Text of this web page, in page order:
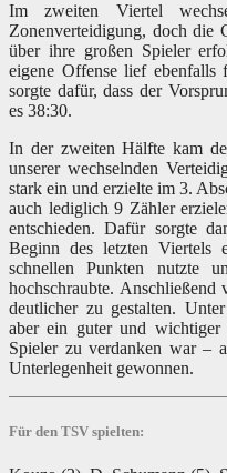
Im zweiten Viertel
Zonenverteidigung, doch die
über ihre großen Spieler
eigene Offense lief ebenfalls
sorgte dafür, dass der
es 38:30.
In der zweiten Hälfte kam
unserer wechselnden
stark ein und erzielte im 3.
auch lediglich 9 Zähler
entschieden. Dafür sorgte
Beginn des letzten Viertels
schnellen Punkten nutzte
hochschraubte. Anschließend
deutlicher zu gestalten.
aber ein guter und wichtiger
Spieler zu verdanken war –
Unterlegenheit gewonnen.
Für den TSV spielten: